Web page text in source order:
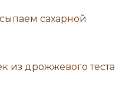
сахарной